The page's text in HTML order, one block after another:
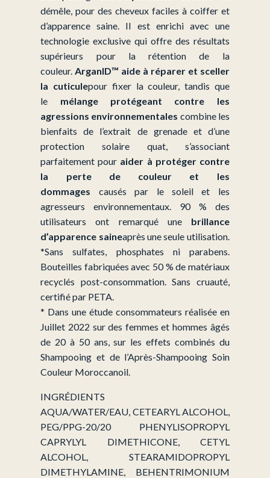
démêle, pour des cheveux faciles à coiffer et
d’apparence saine. Il est enrichi avec une
technologie exclusive qui offre des résultats
supérieurs pour la rétention de la
couleur. ArganID™ aide à réparer et sceller
la cuticulepour fixer la couleur, tandis que
le mélange protégeant contre les
agressions environnementales combine les
bienfaits de l’extrait de grenade et d’une
protection solaire quat, s’associant
parfaitement pour aider à protéger contre
la perte de couleur et les
dommages causés par le soleil et les
agresseurs environnementaux. 90 % des
utilisateurs ont remarqué une brillance
d’apparence saineaprès une seule utilisation.
*Sans sulfates, phosphates ni parabens.
Bouteilles fabriquées avec 50 % de matériaux
recyclés post-consommation. Sans cruauté,
certifié par PETA.
* Dans une étude consommateurs réalisée en
Juillet 2022 sur des femmes et hommes âgés
de 20 à 50 ans, sur les effets combinés du
Shampooing et de l’Après-Shampooing Soin
Couleur Moroccanoil.
INGRÉDIENTS
AQUA/WATER/EAU, CETEARYL ALCOHOL,
PEG/PPG-20/20 PHENYLISOPROPYL
CAPRYLYL DIMETHICONE, CETYL
ALCOHOL, STEARAMIDOPROPYL
DIMETHYLAMINE, BEHENTRIMONIUM